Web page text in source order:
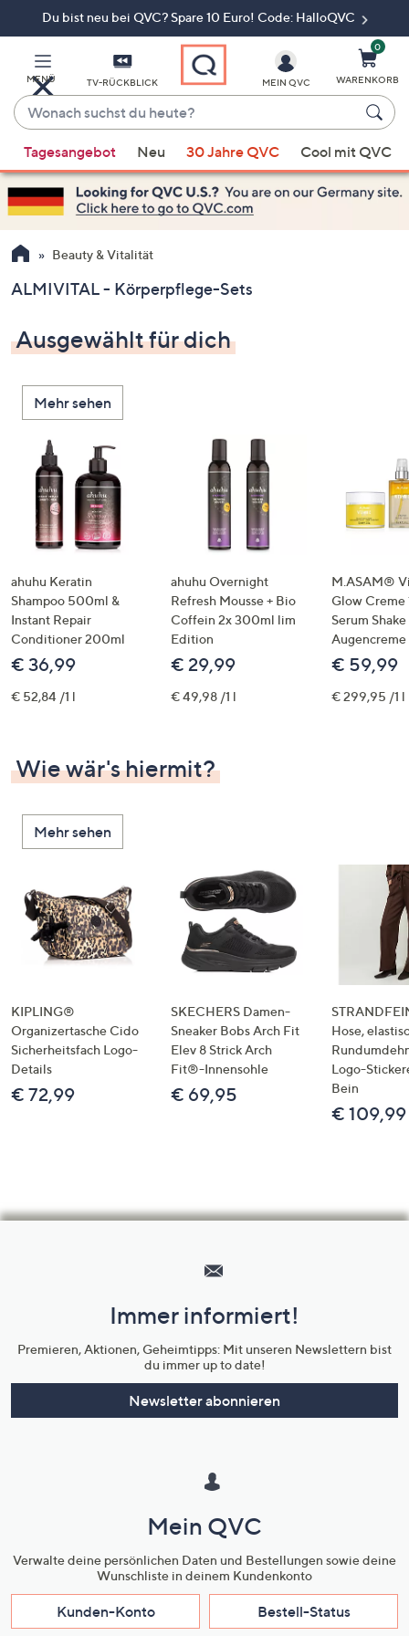
Du bist neu bei QVC? Spare 10 Euro! Code: HalloQVC
MENÜ TV-RÜCKBLICK
Wonach
suchst
du
heute?
Vorschläge
verfügbar
sind,
verwenden
Sie
Pfeiltasten
oben
und
nach
unten
oder
wischen
Touch-
Geräten
links
bzw.
rechts,
um
diese
anzuzeigen.
MEIN QVC
0
WARENKORB
Tagesangebot Neu 30 Jahre QVC Cool mit QVC
Beauty & Vitalität
ALMIVITAL - Körperpflege-Sets
Ausgewählt für dich
Mehr sehen
ahuhu Keratin
Shampoo 500ml &
Instant Repair
Conditioner 200ml
€ 36,99
€ 52,84 /1 l
ahuhu Overnight
Refresh Mousse + Bio
Coffein 2x 300ml lim
Edition
€ 29,99
€ 49,98 /1 l
M.ASAM®
Glow Creme
Serum
€ 59,99
€ 299,95 /1 l
Wie wär's hiermit?
Mehr sehen
KIPLING®
Organizertasche Cido
Sicherheitsfach Logo-
Details
€ 72,99
SKECHERS Damen-
Sneaker Bobs Arch Fit
Elev 8 Strick Arch
Fit®-Innensohle
€ 69,95
Hose,
Logo-
Bein
€ 109,99
Unternehmensinformationen
Immer informiert!
Premieren, Aktionen, Geheimtipps: Mit unseren Newslettern bist
du immer up to date!
Newsletter abonnieren
Mein QVC
Verwalte deine persönlichen Daten und Bestellungen sowie deine
Wunschliste in deinem Kundenkonto
Kunden-Konto Bestell-Status